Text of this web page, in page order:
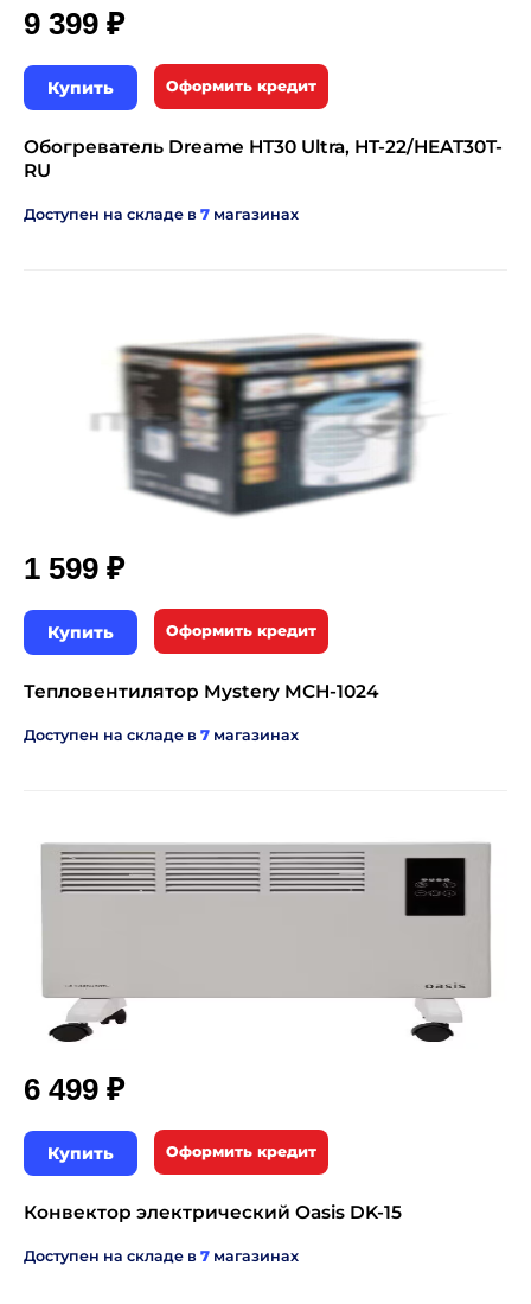
9 399 ₽
Купить Оформить кредит
Обогреватель Dreame HT30 Ultra, HT-22/HEAT30T-
RU
Доступен на складе в 7 магазинах
1 599 ₽
Купить Оформить кредит
Тепловентилятор Mystery MCH-1024
Доступен на складе в 7 магазинах
6 499 ₽
Купить Оформить кредит
Конвектор электрический Oasis DK-15
Доступен на складе в 7 магазинах